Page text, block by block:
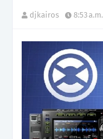
djkairos 8:53 a.m.